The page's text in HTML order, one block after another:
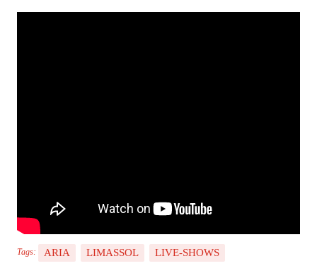
Tags: ARIA LIMASSOL LIVE-SHOWS